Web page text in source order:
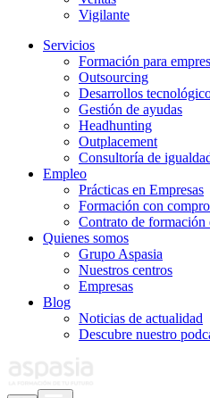
Vigilante
Servicios
Formación para
Outsourcing
Desarrollos
Gestión de ayudas
Headhunting
Outplacement
Consultoría de
Empleo
Prácticas en Empresas
Formación con
Contrato de formación
Quienes somos
Grupo Aspasia
Nuestros centros
Empresas
Blog
Noticias de actualidad
Descubre nuestro